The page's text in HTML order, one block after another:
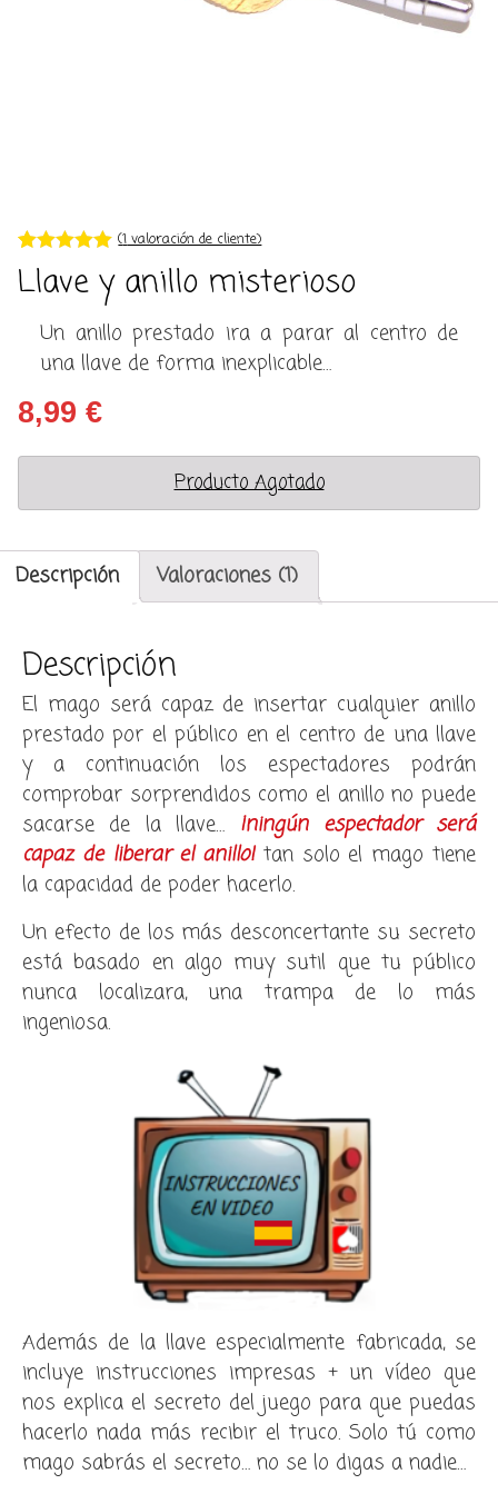
Valorado con
5.00de 5 en
1
un cliente
(1valoración de cliente)
Llave y anillo misterioso
Un anillo prestado ira a parar al centro de
una llave de forma inexplicable…
8,99 €
Producto Agotado
Descripción Valoraciones (1)
Descripción
El mago será capaz de insertar cualquier anillo
prestado por el público en el centro de una llave
y a continuación los espectadores podrán
comprobar sorprendidos como el anillo no puede
sacarse de la llave… ¡ningún espectador será
capaz de liberar el anillo!tan solo el mago tiene
la capacidad de poder hacerlo.
Un efecto de los más desconcertante su secreto
está basado en algo muy sutil que tu público
nunca localizara, una trampa de lo más
ingeniosa.
Además de la llave especialmente fabricada, se
incluye instrucciones impresas + un vídeo que
nos explica el secreto del juego para que puedas
hacerlo nada más recibir el truco. Solo tú como
mago sabrás el secreto… no se lo digas a nadie…